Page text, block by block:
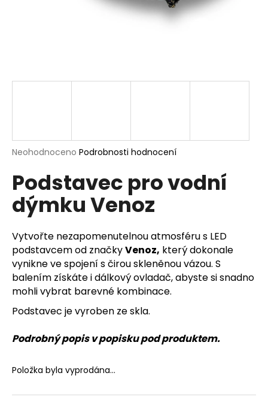
Průměrné
produktu
je
0,0
z
hvězdiček.
Neohodnoceno Podrobnosti hodnocení
Podstavec pro vodní
dýmku Venoz
Vytvořte nezapomenutelnou atmosféru s LED
podstavcem od značkyVenoz, který dokonale
vynikne ve spojení s čirou skleněnou vázou. S
balením získáte i dálkový ovladač, abyste si snadno
mohli vybrat barevné kombinace.
Podstavec je vyroben ze skla.
Podrobný popis v popisku pod produktem.
Položka byla vyprodána…
?
HLEDAT
D
o
p
o
r
u
č
u
j
e
e